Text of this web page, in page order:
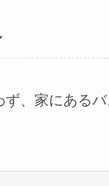
、家にある